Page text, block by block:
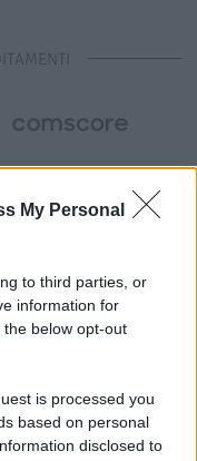
My Personal
to third parties, or
information for
below opt-out
is processed you
based on personal
disclosed to
- Testata
N. 8/2020 - RG N.
ALL’ANSO
ONLINE)